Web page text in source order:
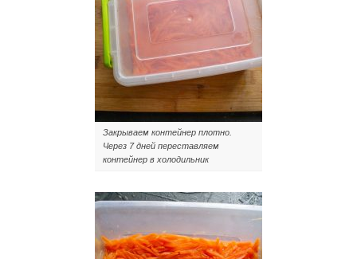
Закрываем контейнер плотно.
Через 7 дней переставляем
контейнер в холодильник